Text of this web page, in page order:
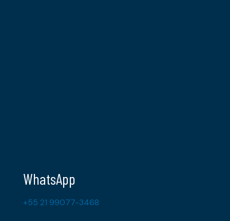
WhatsApp
+55 21 99077-3468